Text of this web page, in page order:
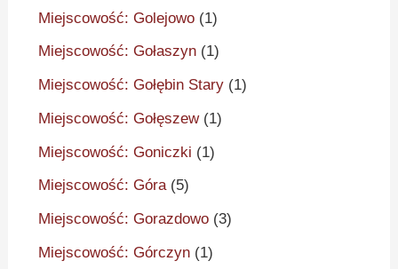
Miejscowość: Golejowo (1)
Miejscowość: Gołaszyn (1)
Miejscowość: Gołębin Stary (1)
Miejscowość: Gołęszew(1)
Miejscowość: Goniczki (1)
Miejscowość: Góra(5)
Miejscowość: Gorazdowo (3)
Miejscowość: Górczyn (1)